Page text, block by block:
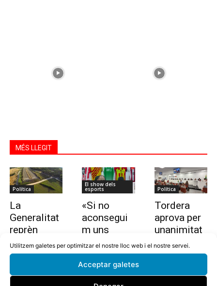
Utilitzem galetes per optimitzar el nostre lloc web i el nostre servei.
Acceptar galetes
MÉS LLEGIT
Política
La
Generalitat
reprèn
l’estudi per
allargar la
Tordera
El show dels
esports
«Si no
aconsegui
m uns
10.000
euros en
dues
setmanes,
Política
Tordera
aprova per
unanimitat
la nova
ordenança i
nt del